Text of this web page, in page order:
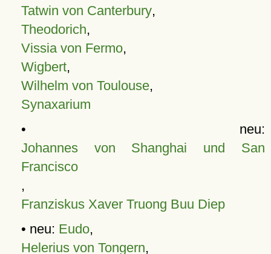
Tatwin von Canterbury,
Theodorich,
Vissia von Fermo,
Wigbert,
Wilhelm von Toulouse,
Synaxarium
• neu:
Johannes von Shanghai und San
Francisco
,
Franziskus Xaver Truong Buu Diep
• neu: Eudo,
Helerius von Tongern,